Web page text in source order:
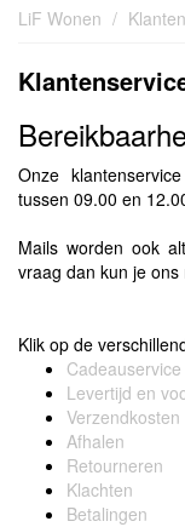
LiF Wonen
Onze
tussen 09.00 en
Mails worden ook
vraag dan kun je ons
Klik op de
Cadeauservice
Levertijd en
Verzendkosten
Afhalen
Retourneren
Klachten
Betalingen